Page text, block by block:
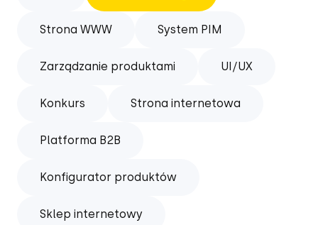
Strona WWW System PIM
Zarządzanie produktami UI/UX
Konkurs Strona internetowa
Platforma B2B
Konfigurator produktów
Sklep internetowy